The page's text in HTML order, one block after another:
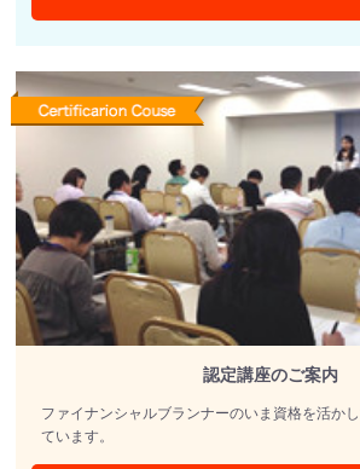
認定講座のご案内
ファイナンシャルブランナーのいま資格を活か
ています。